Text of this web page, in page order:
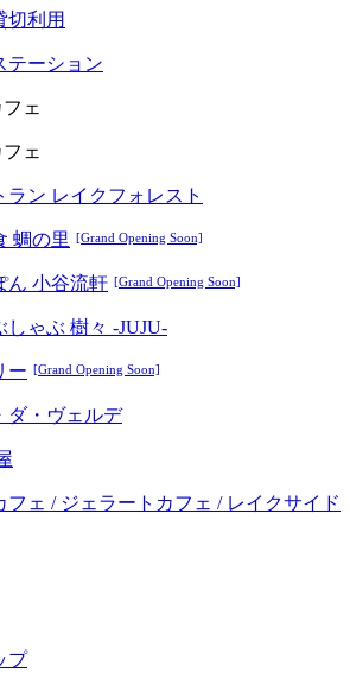
切利用
テーション
ェ
ェ
ラン レイクフォレスト
蜩の里 [Grand Opening Soon]
ん 小谷流軒 [Grand Opening Soon]
ゃぶ 樹々 -JUJU-
ー [Grand Opening Soon]
ダ・ヴェルデ
フェ / ジェラートカフェ / レイクサイド
プ